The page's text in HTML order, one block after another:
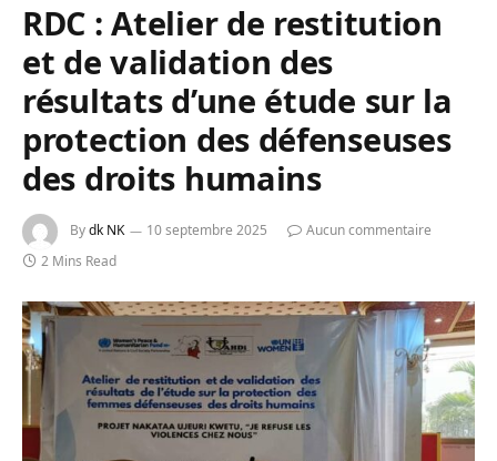
RDC : Atelier de restitution
et de validation des
résultats d’une étude sur la
protection des défenseuses
des droits humains
Bydk NK 10 septembre 2025
Aucun commentaire
2 Mins Read